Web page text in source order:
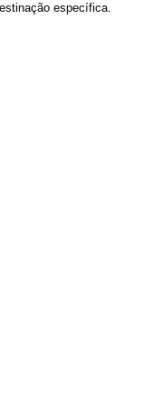
específica.